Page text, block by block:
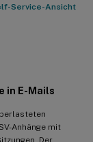
Service-Ansicht
in E-Mails
Anhänge mit
Der